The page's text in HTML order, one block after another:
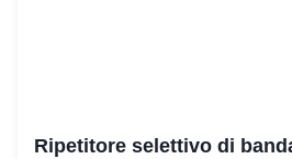
Ripetitore selettivo di